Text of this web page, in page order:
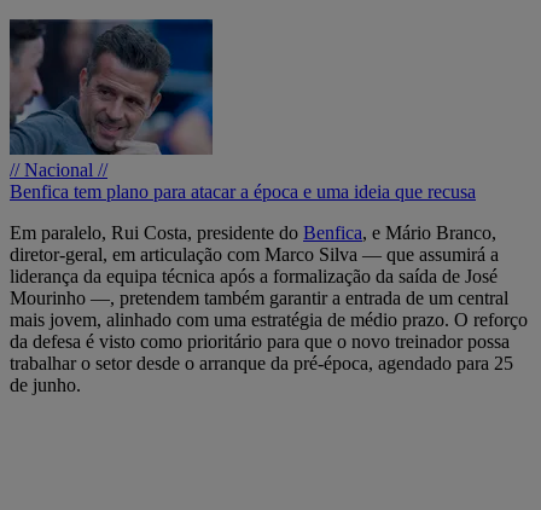
// Nacional //
Benfica tem plano para atacar a época e uma ideia que recusa
Em paralelo, Rui Costa, presidente do Benfica, e Mário Branco,
diretor-geral, em articulação com Marco Silva — que assumirá a
liderança da equipa técnica após a formalização da saída de José
Mourinho —, pretendem também garantir a entrada de um central
mais jovem, alinhado com uma estratégia de médio prazo. O reforço
da defesa é visto como prioritário para que o novo treinador possa
trabalhar o setor desde o arranque da pré-época, agendado para 25
de junho.